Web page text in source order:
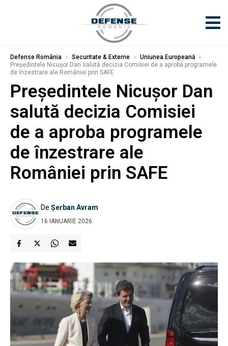
Defense România › Securitate & Externe › Uniunea Europeană ›
Președintele Nicușor Dan salută decizia Comisiei de a aproba programele
de înzestrare ale României prin SAFE
Președintele Nicușor Dan
salută decizia Comisiei
de a aproba programele
de înzestrare ale
României prin SAFE
De Șerban Avram
16 IANUARIE 2026